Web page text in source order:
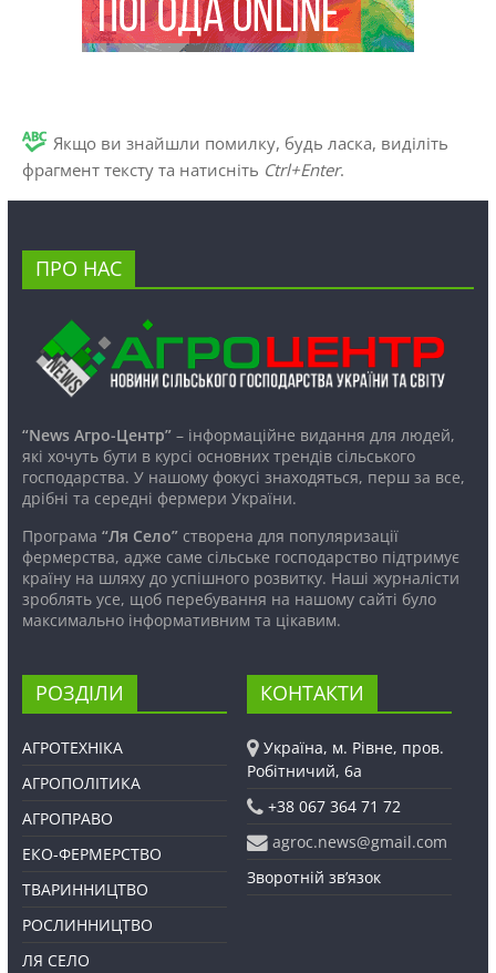
Якщо ви знайшли помилку, будь ласка, виділіть
фрагмент тексту та натисніть Ctrl+Enter.
ПРО НАС
“News Агро-Центр”– інформаційне видання для людей,
які хочуть бути в курсі основних трендів сільського
господарства. У нашому фокусі знаходяться, перш за все,
дрібні та середні фермери України.
Програма “Ля Село”створена для популяризації
фермерства, адже саме сільське господарство підтримує
країну на шляху до успішного розвитку. Наші журналісти
зроблять усе, щоб перебування на нашому сайті було
максимально інформативним та цікавим.
РОЗДІЛИ
АГРОТЕХНІКА
АГРОПОЛІТИКА
АГРОПРАВО
ЕКО-ФЕРМЕРСТВО
ТВАРИННИЦТВО
РОСЛИННИЦТВО
ЛЯ СЕЛО
КОНТАКТИ
Україна, м. Рівне, пров.
Робітничий, 6а
+38 067 364 71 72
agroc.news@gmail.com
Зворотній зв’язок